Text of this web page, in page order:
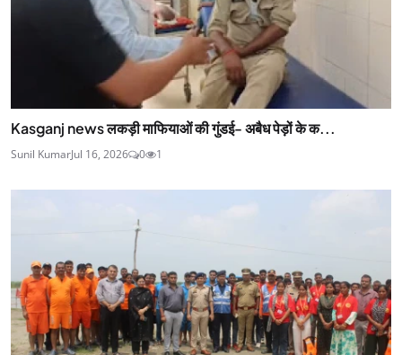
Kasganj news लकड़ी माफियाओं की गुंडई- अबैध पेड़ों के क...
Sunil KumarJul 16, 2026 0 1